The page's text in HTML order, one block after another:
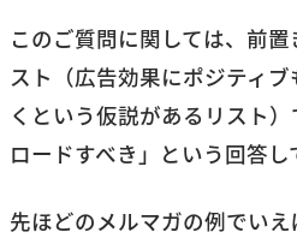
このご質問に関しては、前
スト（広告効果にポジティ
くという仮説があるリスト
ロードすべき」という回答し
先ほどのメルマガの例でい